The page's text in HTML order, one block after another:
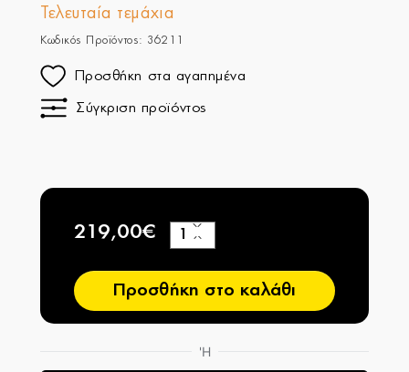
Τελευταία τεμάχια
Κωδικός Προϊόντος: 36211
Προσθήκη στα αγαπημένα
Σύγκριση προϊόντος
219,00€
−
+
Προσθήκη στο καλάθι